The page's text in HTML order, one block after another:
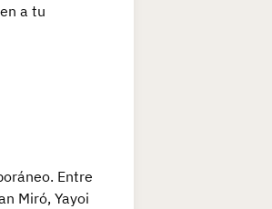
a tu
Entre
Miró, Yayoi